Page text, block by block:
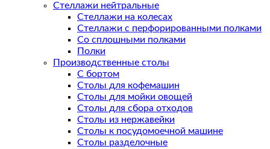
Стеллажи нейтральные
Стеллажи на колесах
Стеллажи с перфорированными полками
Со сплошными полками
Полки
Производственные столы
С бортом
Столы для кофемашин
Столы для мойки овощей
Столы для сбора отходов
Столы из нержавейки
Столы к посудомоечной машине
Столы разделочные